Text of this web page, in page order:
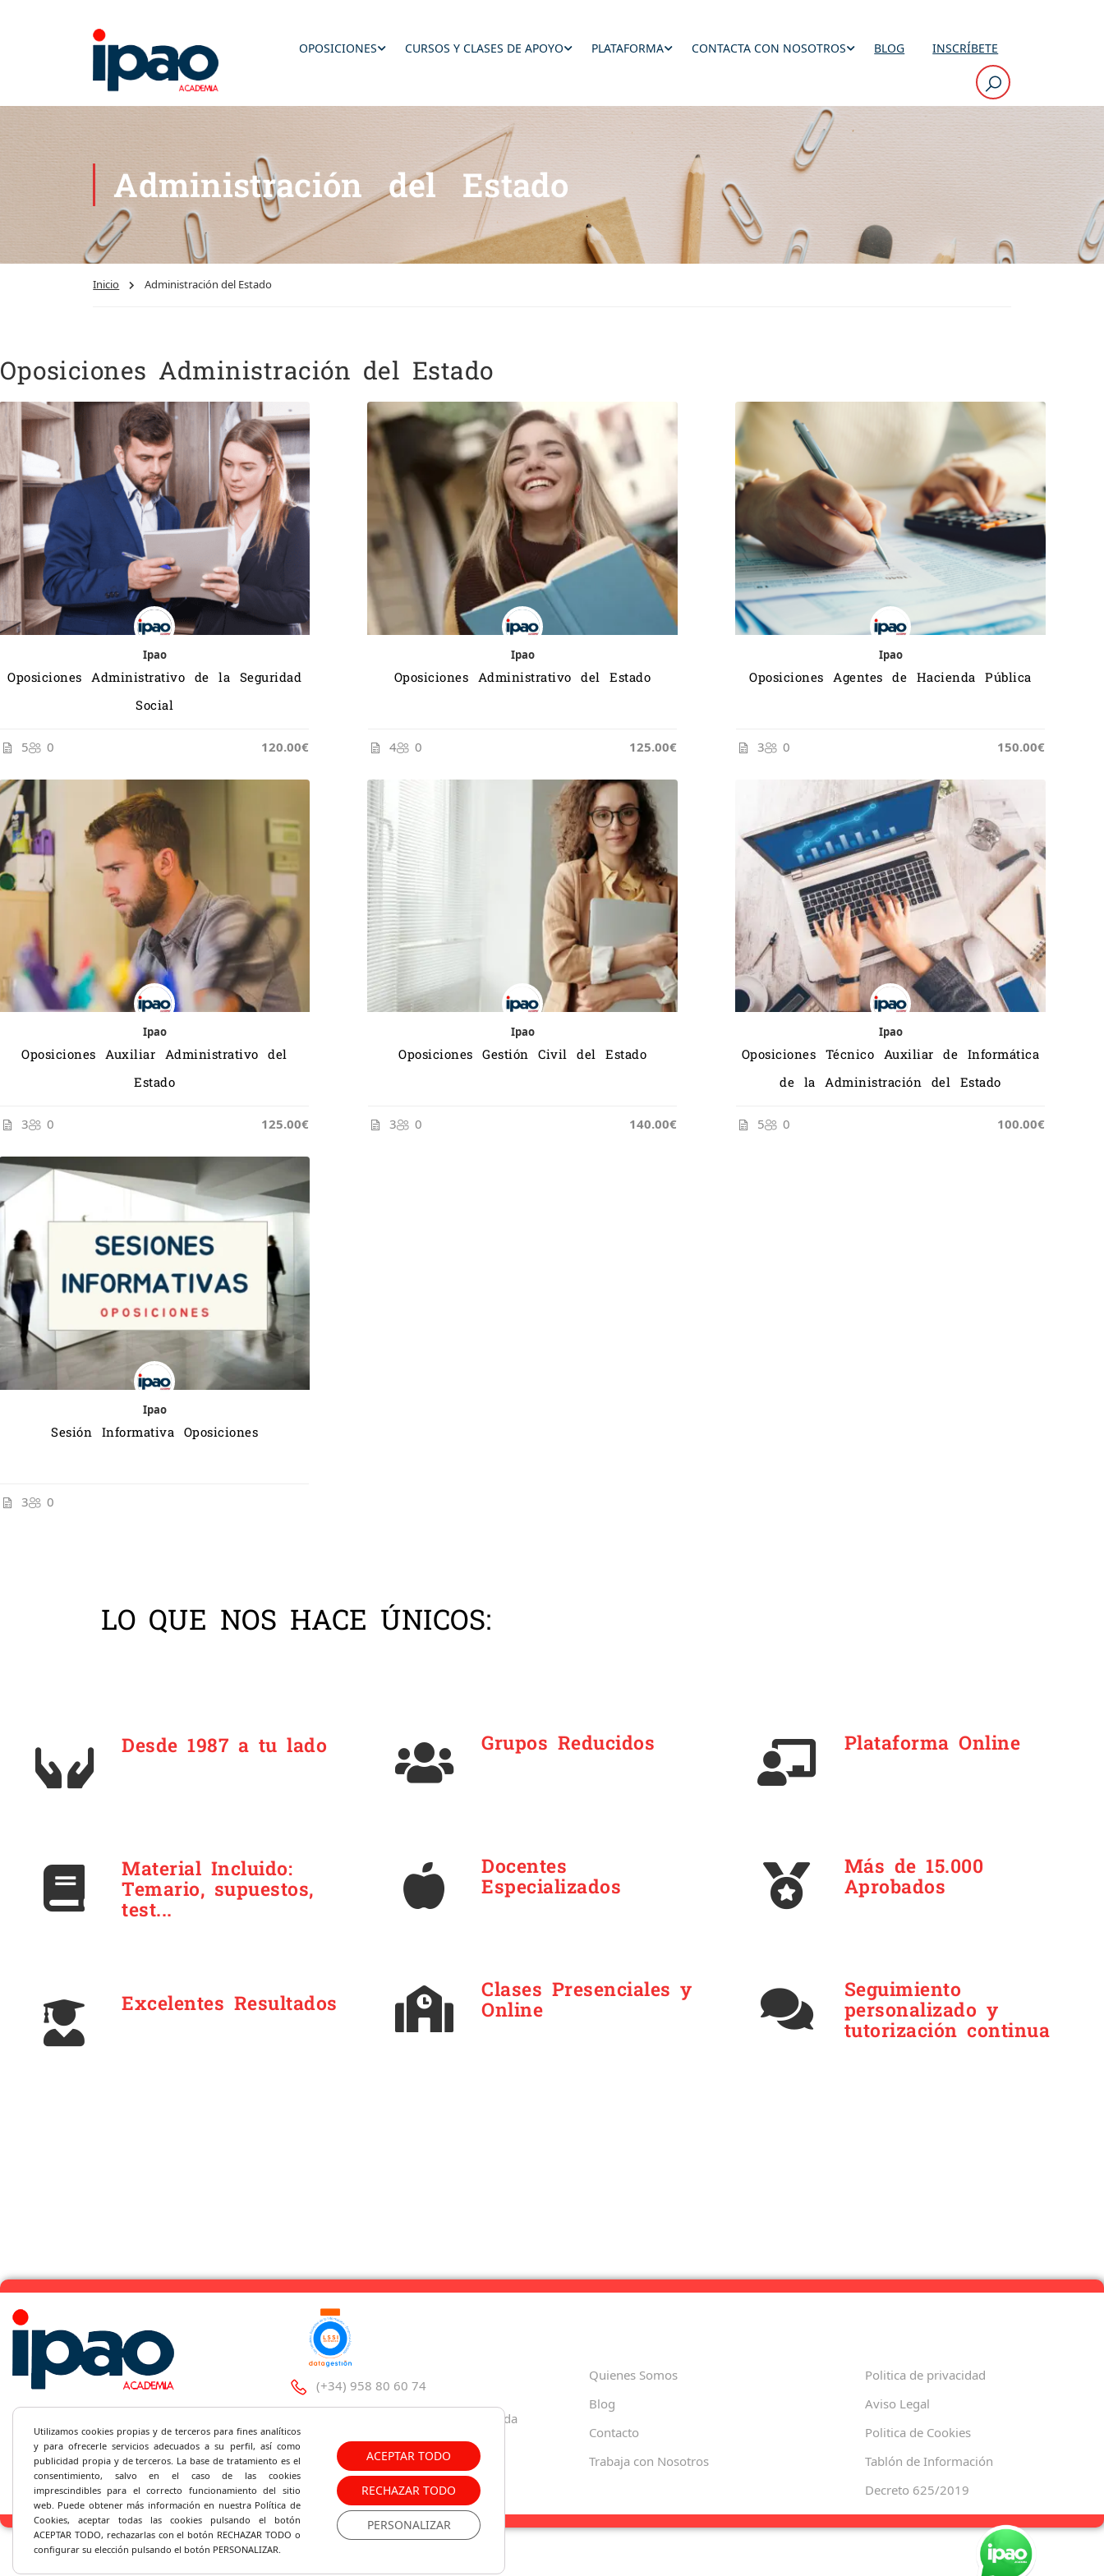
OPOSICIONES CURSOS Y CLASES DE APOYO PLATAFORMA CONTACTA CON NOSOTROS BLOG INSCRÍBETE
Administración del Estado
Inicio Administración del Estado
Oposiciones Administración del Estado
Ipao
Oposiciones Administrativo de la Seguridad
Social
5 0 120.00€
Ipao
Oposiciones Administrativo del Estado
4 0 125.00€
Ipao
Oposiciones Agentes de Hacienda Pública
3 0 150.00€
Ipao
Oposiciones Auxiliar Administrativo del
Estado
3 0 125.00€
Ipao
Oposiciones Gestión Civil del Estado
3 0 140.00€
Ipao
Oposiciones Técnico Auxiliar de Informática
de la Administración del Estado
5 0 100.00€
Ipao
Sesión Informativa Oposiciones
3 0
LO QUE NOS HACE ÚNICOS:
Desde 1987 a tu lado
Material Incluido:
Temario, supuestos,
test...
Excelentes Resultados
Grupos Reducidos
Docentes
Especializados
Clases Presenciales y
Online
Plataforma Online
Más de 15.000
Aprobados
Seguimiento
personalizado y
tutorización continua
(+34) 958 80 60 74
C/Santa Paula, 35 18001 – Granada
ipao@ipao.es
Quienes Somos
Blog
Contacto
Trabaja con Nosotros
Politica de privacidad
Aviso Legal
Politica de Cookies
Tablón de Información
Decreto 625/2019
Utilizamos cookies propias y de terceros para fines analíticos
y para ofrecerle servicios adecuados a su perfil, así como
publicidad propia y de terceros. La base de tratamiento es el
consentimiento, salvo en el caso de las cookies
imprescindibles para el correcto funcionamiento del sitio
web. Puede obtener más información en nuestra Política de
Cookies, aceptar todas las cookies pulsando el botón
ACEPTAR TODO, rechazarlas con el botón RECHAZAR TODO o
configurar su elección pulsando el botón PERSONALIZAR.
ACEPTAR TODO
RECHAZAR TODO
PERSONALIZAR